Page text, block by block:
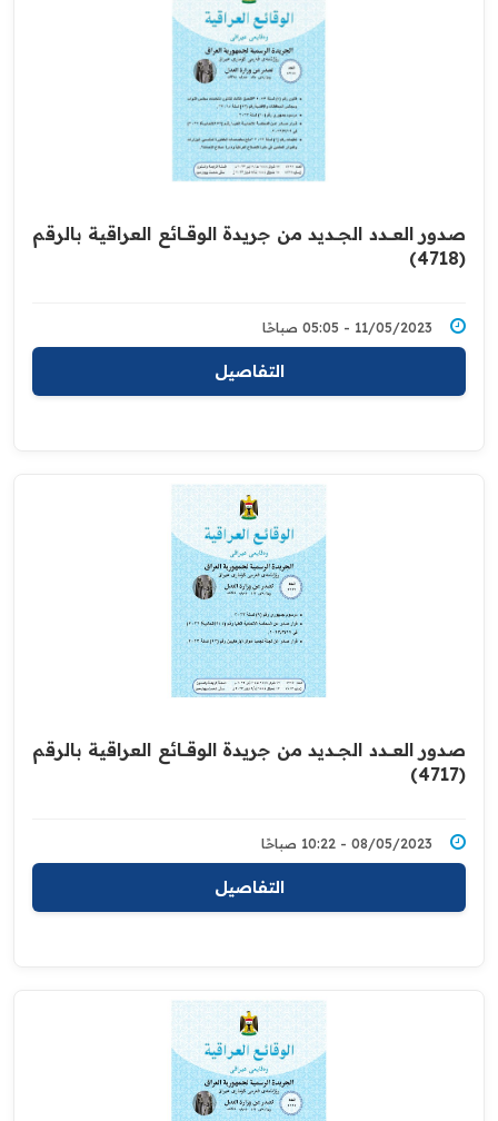
صدور العــــدد الجـــديد من جريدة ‏الوقــــائع العراقية بالرقم
(4718)‏
11/05/2023 - 05:05 صباحًا
التفاصيل
صدور العــــدد الجـــديد من جريدة ‏الوقــــائع العراقية بالرقم
(4717)‏
08/05/2023 - 10:22 صباحًا
التفاصيل